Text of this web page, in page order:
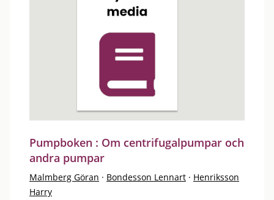
Pumpboken : Om centrifugalpumpar och
andra pumpar
Malmberg Göran · Bondesson Lennart · Henriksson
Harry